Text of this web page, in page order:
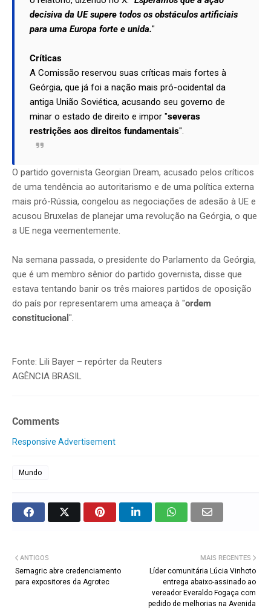
decisiva da UE supere todos os obstáculos artificiais
para uma Europa forte e unida."
Críticas
A Comissão reservou suas críticas mais fortes à
Geórgia, que já foi a nação mais pró-ocidental da
antiga União Soviética, acusando seu governo de
minar o estado de direito e impor "severas
restrições aos direitos fundamentais".
O partido governista Georgian Dream, acusado pelos críticos
de uma tendência ao autoritarismo e de uma política externa
mais pró-Rússia, congelou as negociações de adesão à UE e
acusou Bruxelas de planejar uma revolução na Geórgia, o que
a UE nega veementemente.
Na semana passada, o presidente do Parlamento da Geórgia,
que é um membro sênior do partido governista, disse que
estava tentando banir os três maiores partidos de oposição
do país por representarem uma ameaça à "ordem
constitucional ".
Fonte: Lili Bayer – repórter da Reuters
AGÊNCIA BRASIL
Comments
Responsive Advertisement
Mundo
MAIS RECENTES
Líder comunitária Lúcia Vinhoto
entrega abaixo-assinado ao
vereador Everaldo Fogaça com
pedido de melhorias na Avenida
ANTIGOS
Semagric abre credenciamento
para expositores da Agrotec